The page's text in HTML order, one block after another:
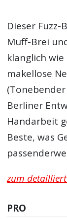
Dieser
Muff-Brei
klanglich
makellose
Berliner
Handarbeit
Beste, was
zum
PRO